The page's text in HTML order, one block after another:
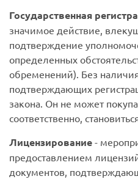
Государственная
значимое действие,
подтверждение
определенных
обременений). Без
подтверждающих
закона. Он не может
соответственно,
Лицензирование -
предоставлением
документов,